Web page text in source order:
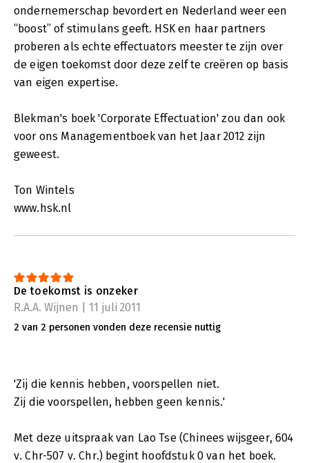
ondernemerschap bevordert en Nederland weer een
“boost” of stimulans geeft. HSK en haar partners
proberen als echte effectuators meester te zijn over
de eigen toekomst door deze zelf te creëren op basis
van eigen expertise.
Blekman's boek 'Corporate Effectuation' zou dan ook
voor ons Managementboek van het Jaar 2012 zijn
geweest.
Ton Wintels
www.hsk.nl
De toekomst is onzeker
R.A.A. Wijnen | 11 juli 2011
2 van 2 personen vonden deze recensie nuttig
'Zij die kennis hebben, voorspellen niet.
Zij die voorspellen, hebben geen kennis.'
Met deze uitspraak van Lao Tse (Chinees wijsgeer, 604
v. Chr-507 v. Chr.) begint hoofdstuk 0 van het boek.